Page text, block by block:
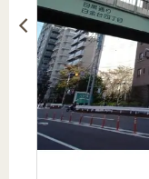
を
探
す
購入向け
サービス
売却向け
サービス
住まいと